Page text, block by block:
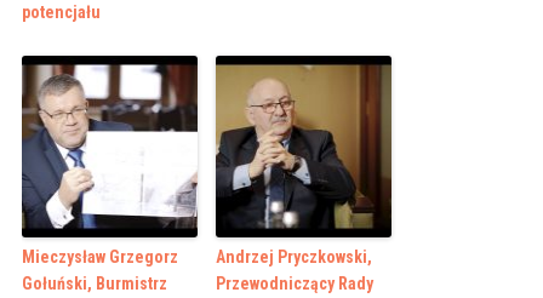
potencjału
Mieczysław Grzegorz
Gołuński, Burmistrz
Andrzej Pryczkowski,
Przewodniczący Rady